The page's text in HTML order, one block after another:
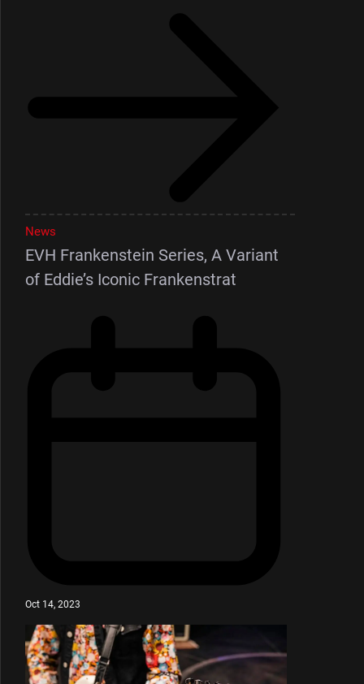
News
EVH Frankenstein Series, A Variant
of Eddie’s Iconic Frankenstrat
Oct 14, 2023